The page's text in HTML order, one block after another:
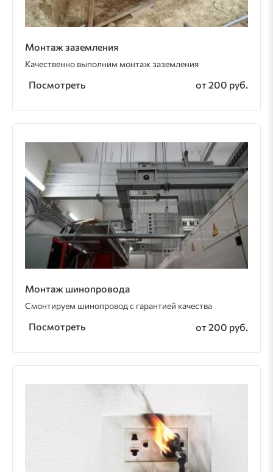
Монтаж заземления
Качественно выполним монтаж заземления
Посмотреть от 200 руб.
Монтаж шинопровода
Смонтируем шинопровод с гарантией качества
Посмотреть от 200 руб.